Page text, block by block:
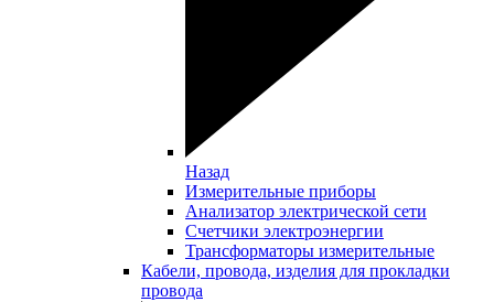
Назад
Измерительные приборы
Анализатор электрической сети
Счетчики электроэнергии
Трансформаторы измерительные
Кабели, провода, изделия для прокладки
провода